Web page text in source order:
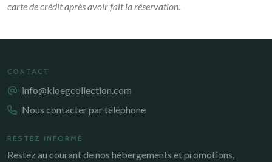
carte de crédit après avoir fait la réservation.
CONTACT
info@kloegcollection.com
Nous contacter par téléphone
RESTEZ INFORMÉ
Restez au courant de nos hébergements et promotions,